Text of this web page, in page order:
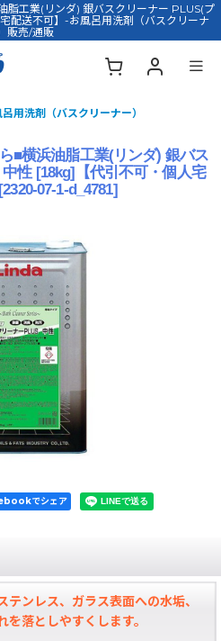
工業(リンダ) 銀バスクリーナー PLUS(プ
配送不可】-お風呂用洗剤（バスクリーナ
販売/通販
呂用洗剤（バスクリーナー）
■横浜油脂工業(リンダ) 銀バス
性 [18kg]【代引不可・個人宅
[2320-07-1-d_4781]
でシェア
ンレス、ガラス表面への水垢、
落としやすくします。